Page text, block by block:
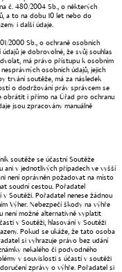
č. 480/2004 Sb., o některých
a to na dobu 10 let nebo do
i další údaje.
2000 Sb., o ochraně osobních
je dobrovolné, že svůj souhlas
má právo přístupu k osobním
osobních údajů, jejich
trvání soutěže, má za následek
o dodržování práv správcem se
obrátit i přímo na Úřad pro ochranu
jsou zpracovány manuálně
soutěže se účastní Soutěže
ani v jednotlivých případech ve vyšší
není oprávněn požadovat na místo
soudní cestou. Pořadatel
Soutěži. Pořadatel nenese žádnou
Výher. Nebezpečí škody na výhře
není možné alternativně vyplatit
v Soutěži, hlasování v Soutěži
Pokud se ukáže, že tato osoba
si vyhrazuje právo bez udání
nekalého či podvodného
v souvislosti s účastí v soutěži
zprávy o výhře. Pořadatel si